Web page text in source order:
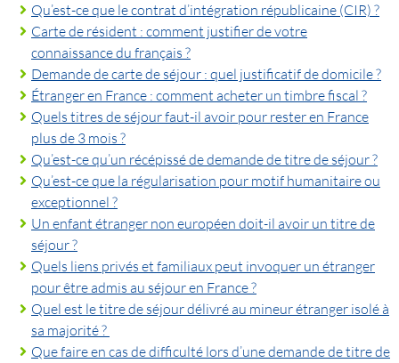
Qu’est-ce que le contrat d’intégration républicaine (CIR) ?
Carte de résident : comment justifier de votre
connaissance du français ?
Demande de carte de séjour : quel justificatif de domicile ?
Étranger en France : comment acheter un timbre fiscal ?
Quels titres de séjour faut-il avoir pour rester en France
plus de 3 mois ?
Qu’est-ce qu’un récépissé de demande de titre de séjour ?
Qu’est-ce que la régularisation pour motif humanitaire ou
exceptionnel ?
Un enfant étranger non européen doit-il avoir un titre de
séjour ?
Quels liens privés et familiaux peut invoquer un étranger
pour être admis au séjour en France ?
Quel est le titre de séjour délivré au mineur étranger isolé à
sa majorité ?
Que faire en cas de difficulté lors d’une demande de titre de